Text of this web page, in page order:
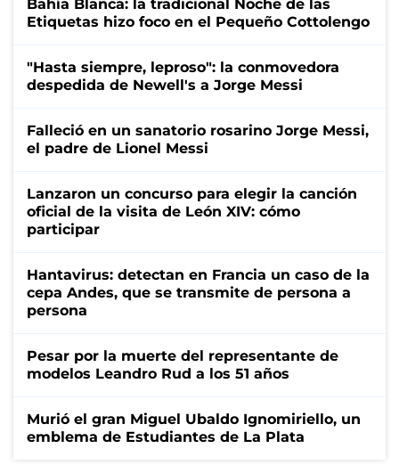
Bahía Blanca: la tradicional Noche de las
Etiquetas hizo foco en el Pequeño Cottolengo
"Hasta siempre, leproso": la conmovedora
despedida de Newell's a Jorge Messi
Falleció en un sanatorio rosarino Jorge Messi,
el padre de Lionel Messi
Lanzaron un concurso para elegir la canción
oficial de la visita de León XIV: cómo
participar
Hantavirus: detectan en Francia un caso de la
cepa Andes, que se transmite de persona a
persona
Pesar por la muerte del representante de
modelos Leandro Rud a los 51 años
Murió el gran Miguel Ubaldo Ignomiriello, un
emblema de Estudiantes de La Plata